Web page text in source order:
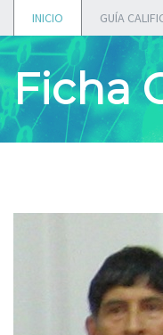
INICIO GUÍA
Ficha